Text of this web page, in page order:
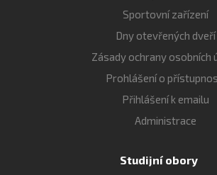
Sportovní zařízení
Dny otevřených dveří
Zásady ochrany osobních
Prohlášení o
Přihlášení k emailu
Administrace
Studijní obory